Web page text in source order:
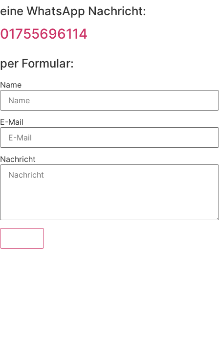
eine WhatsApp Nachricht:
01755696114
per Formular:
Name
E-Mail
Nachricht